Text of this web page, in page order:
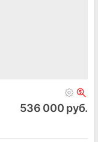
536 000 руб.